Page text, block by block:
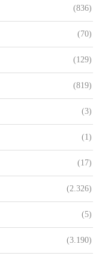
(836)
(70)
(129)
(819)
(3)
(1)
(17)
(2.326)
(5)
(3.190)